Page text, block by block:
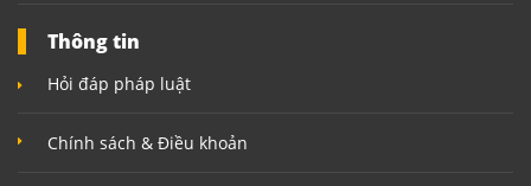
Thông tin
Hỏi đáp pháp luật
Chính sách & Điều khoản